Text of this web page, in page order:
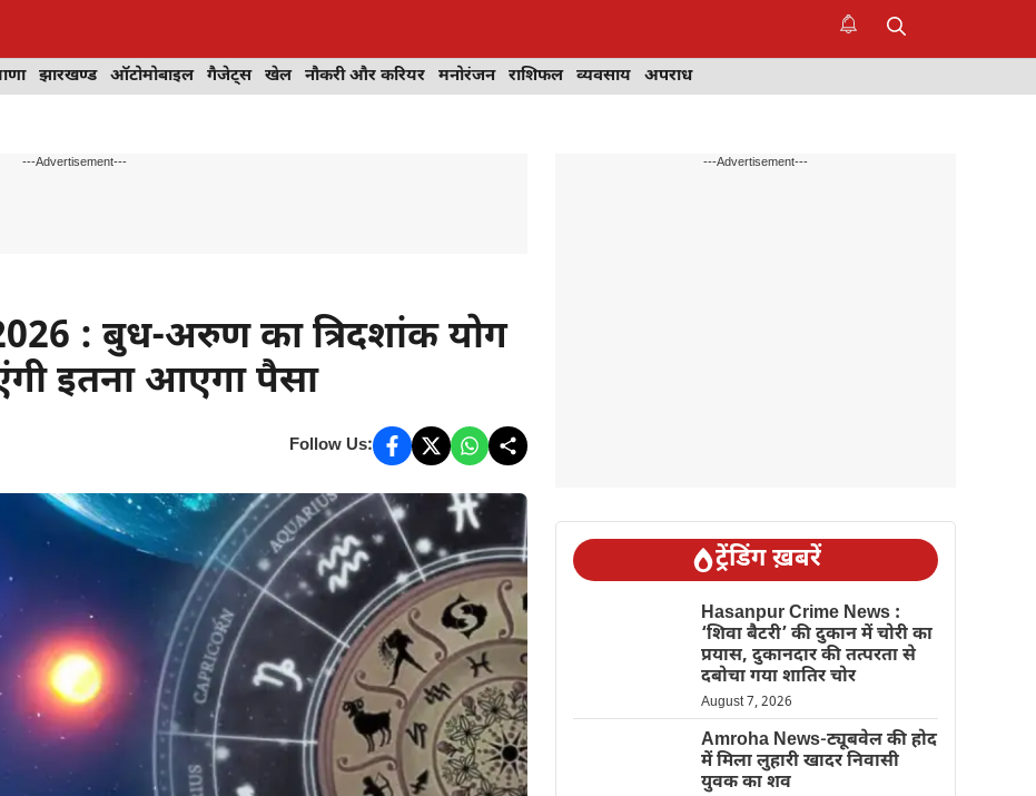
झारखण्ड ऑटोमोबाइल गैजेट्स खेल नौकरी और करियर मनोरंजन राशिफल व्यवसाय अपराध
---Advertisement---
: बुध-अरुण का त्रिदशांक योग
इतना आएगा पैसा
Follow Us:
---Advertisement---
ट्रेंडिंग ख़बरें
Hasanpur Crime News :
‘शिवा बैटरी’ की दुकान में चोरी का
प्रयास, दुकानदार की तत्परता से
दबोचा गया शातिर चोर
August 7, 2026
Amroha News-ट्यूबवेल की होद
में मिला लुहारी खादर निवासी
युवक का शव